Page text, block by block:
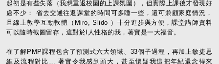
起初是有些失落（我想重返校園的上課氛圍），但實際上課後才發現好
處不少： 省去交通往返課堂的時間可多睡一些，還可兼顧家庭情況，
且線上教學互動軟體（Miro, Slido ）十分進步與方便，課堂講師資料
可以隨時截圖留存，這對於I人性格的我，著實是一大福音。
在了解PMP課程包含了預測式六大領域、33個子過程，再加上敏捷思
維及流程對比… 著實令我感到頭大，甚至懷疑我這把年紀還念得來